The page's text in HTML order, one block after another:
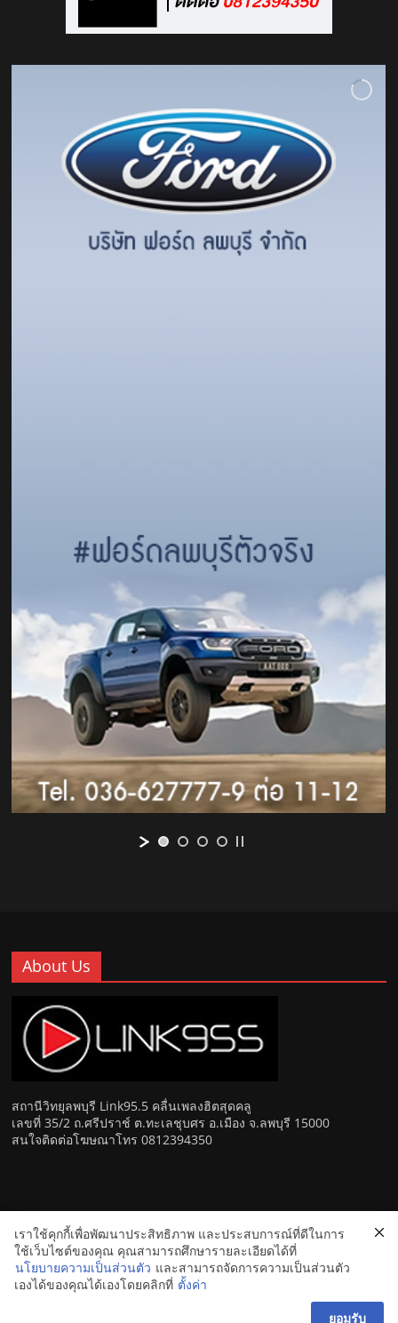
About Us
สถานีวิทยุลพบุรี Link95.5 คลื่นเพลงฮิตสุดคลู
เลขที่ 35/2 ถ.ศรีปราช์ ต.ทะเลชุบศร อ.เมือง จ.ลพบุรี 15000
สนใจติดต่อโฆษณาโทร 0812394350
Copyright © 2026Link 95.5 คลื่นเพลงฮิตสุดคูล สถานีวิทยุ FM
ลพบุรี . All rights reserved.
เราใช้คุกกี้เพื่อพัฒนาประสิทธิภาพ และประสบการณ์ที่ดีในการ
ใช้เว็บไซต์ของคุณ คุณสามารถศึกษารายละเอียดได้ที่
นโยบายความเป็นส่วนตัว และสามารถจัดการความเป็นส่วนตัว
เองได้ของคุณได้เองโดยคลิกที่ ตั้งค่า
ยอมรับ